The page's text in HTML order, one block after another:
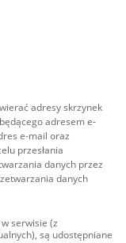
adresy skrzynek
adresem e-
e-mail oraz
przesłania
danych przez
danych
serwisie (z
są udostępniane